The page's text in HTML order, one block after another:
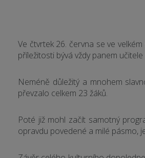
Ve čtvrtek 26. června se ve
příležitosti bývá vždy panem
Neméně důležitý a mnohem
převzalo celkem 23 žáků.
Poté již mohl začít samotný
opravdu povedené a milé pásmo,